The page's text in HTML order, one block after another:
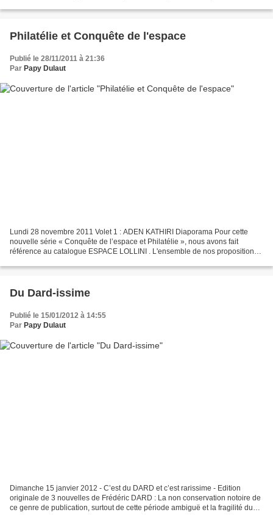
Philatélie et Conquête de l'espace
Publié le 28/11/2011 à 21:36
Par Papy Dulaut
Lundi 28 novembre 2011 Volet 1 : ADEN KATHIRI Diaporama Pour cette
nouvelle série « Conquête de l’espace et Philatélie », nous avons fait
référence au catalogue ESPACE LOLLINI . L'ensemble de nos propositions
Du Dard-issime
Publié le 15/01/2012 à 14:55
Par Papy Dulaut
Dimanche 15 janvier 2012 - C’est du DARD et c’est rarissime - Edition
originale de 3 nouvelles de Frédéric DARD : La non conservation notoire de
ce genre de publication, surtout de cette période ambiguë et la fragilité du